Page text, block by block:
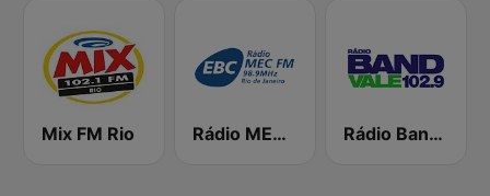
Mix FM Rio Rádio MEC FM Rádio Band Vale